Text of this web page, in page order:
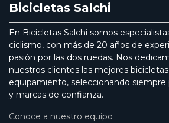
Bicicletas Salchi
En Bicicletas Salchi somos
ciclismo, con más de 20 años de
pasión por las dos ruedas. Nos
nuestros clientes las mejores
equipamiento, seleccionando
y marcas de confianza.
Conoce a nuestro equipo